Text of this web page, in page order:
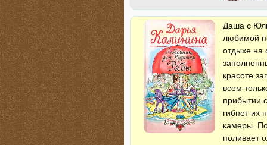
Даша с
любимой
отдыхе на
красоте
всем
прибытии
гибнет их
камеры.
поливает